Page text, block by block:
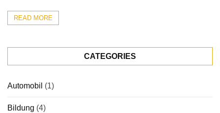
READ MORE
CATEGORIES
Automobil (1)
Bildung (4)